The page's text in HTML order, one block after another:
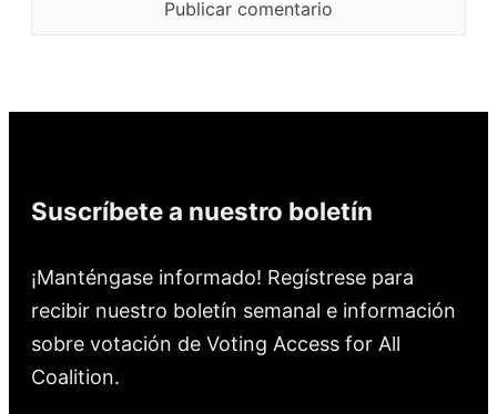
Suscríbete a nuestro boletín
¡Manténgase informado! Regístrese para
recibir nuestro boletín semanal e información
sobre votación de Voting Access for All
Coalition.